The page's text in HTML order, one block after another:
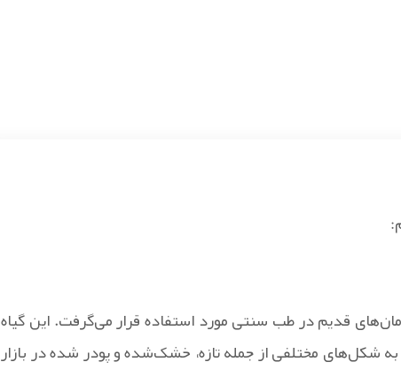
قدیم در طب سنتی مورد استفاده قرار می‌گرفت. این گیاه
شکل‌های مختلفی از جمله تازه، خشک‌شده و پودر شده در بازار